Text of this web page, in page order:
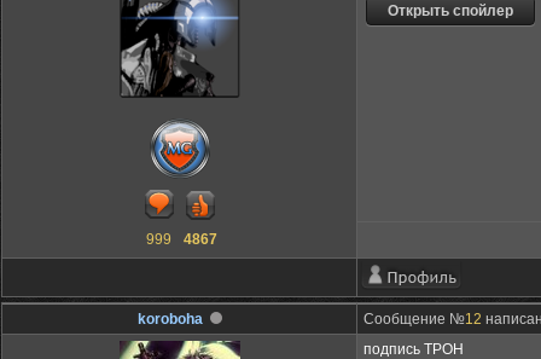
999 4867
koroboha Сообщение №12
подпись ТРОН